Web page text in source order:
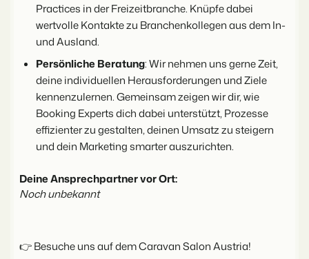
BEX Übersicht
Entdecke die unzähligen Vorteile der Booking Experts
Plattform.
Für Ferienparks
Entdecke die Vorteile von Booking Experts für Ferienparks.
Mach die Plattform zu deiner eigenen mithilfe der
Anbindung zu anderen Systemen.
Über uns
Lerne unsere Kultur & Werte kennen.
FRÜBUCHERSAISON
Praktische Tipps für die wichtigsten
Buchungswochen des Jahres.
Zum Blog
Schlüsselloser Zugang bei Camping de
Paal mit EasySecure
Practices in der Freizeitbranche. Knüpfe dabei
wertvolle Kontakte zu Branchenkollegen aus dem In-
und Ausland.
Persönliche Beratung: Wir nehmen uns gerne Zeit,
deine individuellen Herausforderungen und Ziele
kennenzulernen. Gemeinsam zeigen wir dir, wie
Booking Experts dich dabei unterstützt, Prozesse
effizienter zu gestalten, deinen Umsatz zu steigern
und dein Marketing smarter auszurichten.
Deine Ansprechpartner vor Ort:
Noch unbekannt
👉Besuche uns auf dem Caravan Salon Austria!